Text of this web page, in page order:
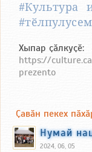
#Культура
#тӗлпулусем
Хыпар ҫӑлкуҫӗ:
https://
prezento
Ҫавӑн пекех
Нумай
2024, 06, 05